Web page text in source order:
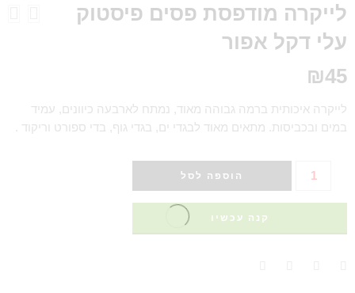
לייקרה מודפסת פסים פיסטוק
עלי דקל אפור
₪45
לייקרה איכותית ברמה גבוהה מאוד, נמתח לארבעה כיוונים, עמיד
במים ובכביסות. מתאים מאוד לבגדי ים, בגדי גוף, בדי ספורט וריקוד .
הוספה לסל
קנה עכשיו